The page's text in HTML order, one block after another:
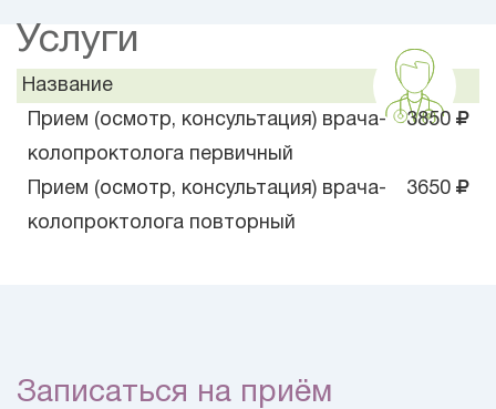
Услуги
Название
Прием (осмотр, консультация) врача-
колопроктолога первичный
3850
Прием (осмотр, консультация) врача-
колопроктолога повторный
3650
Записаться на приём